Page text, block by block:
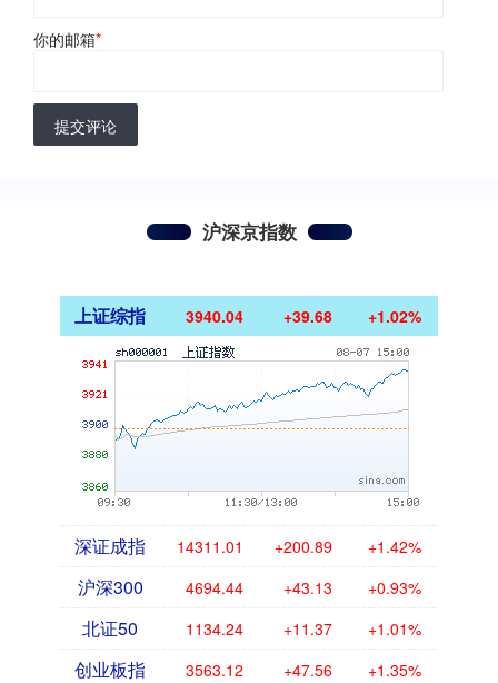
你的邮箱*
提交评论
沪深京指数
上证综指 3940.04 +39.68 +1.02%
深证成指 14311.01 +200.89 +1.42%
沪深300 4694.44 +43.13 +0.93%
北证50 1134.24 +11.37 +1.01%
创业板指 3563.12 +47.56 +1.35%